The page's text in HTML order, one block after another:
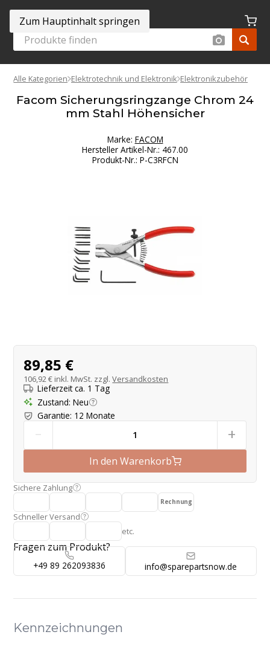
Zum Hauptinhalt springen
Alle Kategorien Elektrotechnik und Elektronik Elektronikzubehör
Facom Sicherungsringzange Chrom 24
mm Stahl Höhensicher
Marke: FACOM
Hersteller Artikel-Nr.: 467.00
Produkt-Nr.: P-C3RFCN
Produktangebot
89,85 €
106,92 € inkl. MwSt. zzgl.Versandkosten
Lieferzeit ca. 1 Tag
Zustand: Neu
Garantie: 12 Monate
- +
In den Warenkorb
Sichere Zahlung
Rechnung
Schneller Versand
etc.
Fragen zum Produkt?
+49 89 262093836 info@sparepartsnow.de
Kennzeichnungen